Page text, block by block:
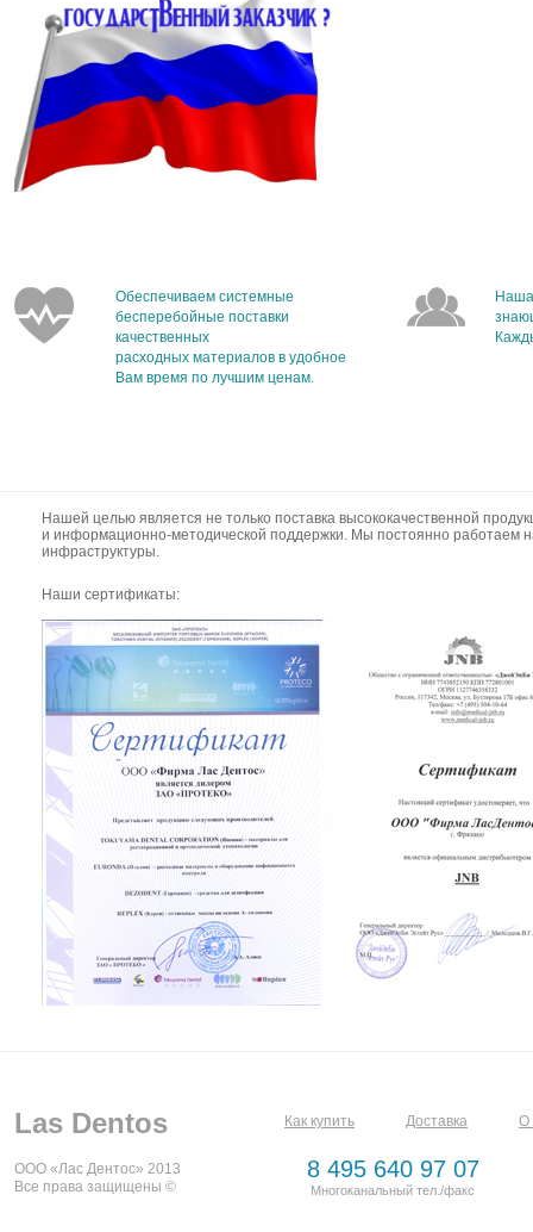
Обеспечиваем системные
бесперебойные поставки
качественных
расходных материалов в удобное
Вам время по лучшим ценам.
Нашей целью является не только поставка высококачественной
и информационно-методической поддержки. Мы постоянно работаем
инфраструктуры.
Наши сертификаты:
Las Dentos Как купить Доставка О
ООО «Лас Дентос» 2013
Все права защищены ©
8 495 640 97 07
Многоканальный тел./факс